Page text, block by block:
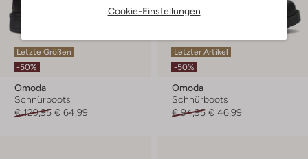
Cookie-Einstellungen
Letzte Größen
-50%
Omoda
Schnürboots
€ 129,95 € 64,99
Letzter Artikel
-50%
Omoda
Schnürboots
€ 94,95 € 46,99